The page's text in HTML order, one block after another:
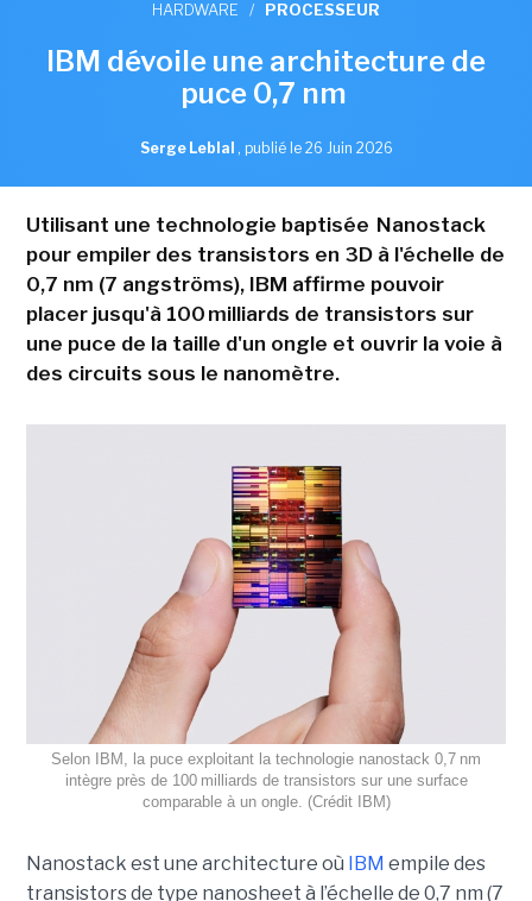
HARDWARE / PROCESSEUR
IBM dévoile une architecture de
puce 0,7 nm
Serge Leblal , publié le 26 Juin 2026
Utilisant une technologie baptisée Nanostack
pour empiler des transistors en 3D à l'échelle de
0,7 nm (7 angströms), IBM affirme pouvoir
placer jusqu'à 100 milliards de transistors sur
une puce de la taille d'un ongle et ouvrir la voie à
des circuits sous le nanomètre.
Selon IBM, la puce exploitant la technologie nanostack 0,7 nm
intègre près de 100 milliards de transistors sur une surface
comparable à un ongle. (Crédit IBM)
Nanostack est une architecture où IBM empile des
transistors de type nanosheet à l’échelle de 0,7 nm (7